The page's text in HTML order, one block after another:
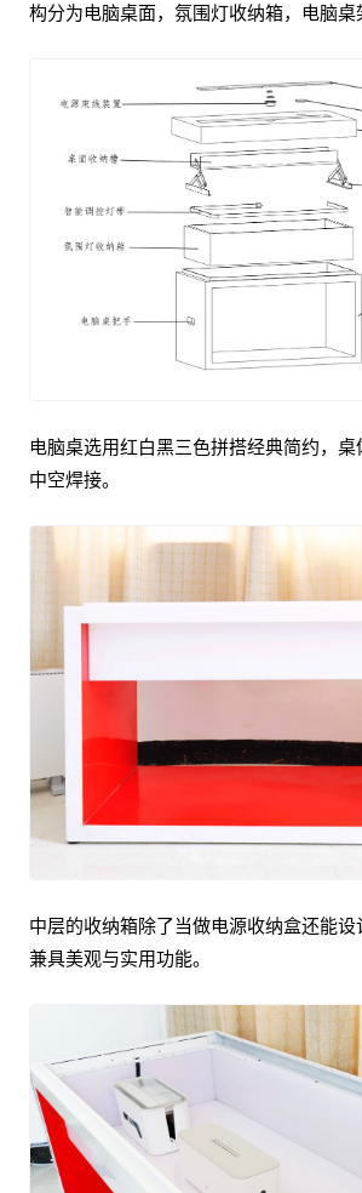
构分为电脑桌面，氛围灯收纳箱，电脑桌
电脑桌选用红白黑三色拼搭经典简约，
中空焊接。
中层的收纳箱除了当做电源收纳盒还能设
兼具美观与实用功能。